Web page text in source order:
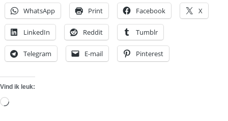
WhatsApp Print Facebook X
LinkedIn Reddit Tumblr
Telegram E-mail Pinterest
Vind ik leuk:
Aan